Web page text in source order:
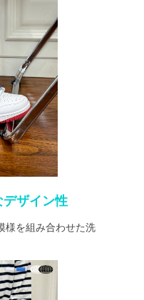
デザイン性
様を組み合わせた洗